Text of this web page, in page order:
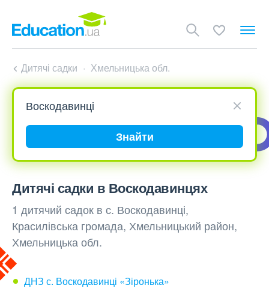
Дитячі садки Хмельницька обл.
Знайти
Дитячі садки в Воскодавинцях
1 дитячий садок в с. Воскодавинці,
Красилівська громада, Хмельницький район,
Хмельницька обл.
ДНЗ с. Воскодавинці «Зіронька»